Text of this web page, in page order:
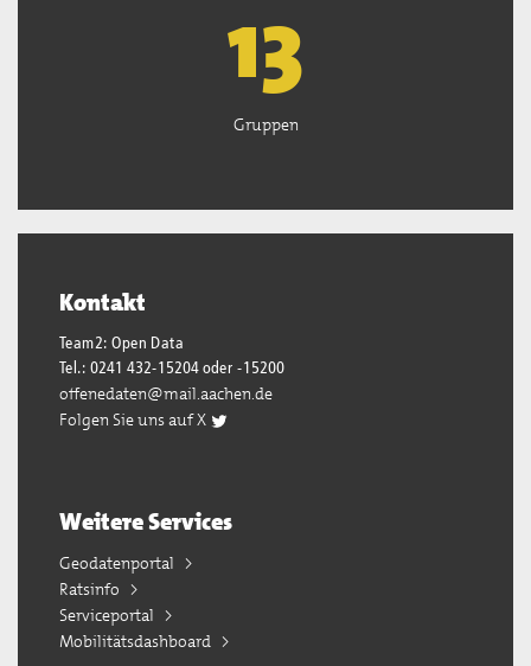
13
Gruppen
Kontakt
Team2: Open Data
Tel.: 0241 432-15204 oder -15200
offenedaten@mail.aachen.de
Folgen Sie uns auf X
Weitere Services
Geodatenportal
Ratsinfo
Serviceportal
Mobilitätsdashboard